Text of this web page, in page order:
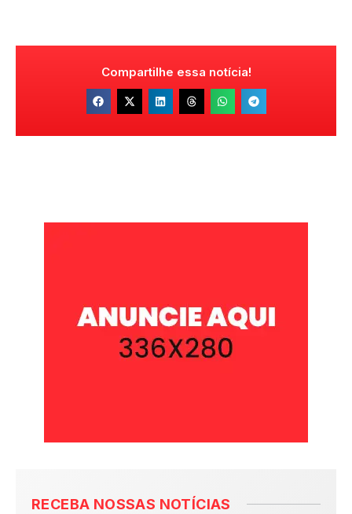
Compartilhe essa notícia!
RECEBA NOSSAS NOTÍCIAS